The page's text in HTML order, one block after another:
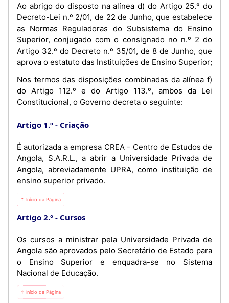
Ao abrigo do disposto na alínea d) do Artigo 25.º do
Decreto-Lei n.º 2/01, de 22 de Junho, que estabelece
as Normas Reguladoras do Subsistema do Ensino
Superior, conjugado com o consignado no n.º 2 do
Artigo 32.º do Decreto n.º 35/01, de 8 de Junho, que
aprova o estatuto das Instituições de Ensino Superior;
Nos termos das disposições combinadas da alínea f)
do Artigo 112.º e do Artigo 113.º, ambos da Lei
Constitucional, o Governo decreta o seguinte:
Artigo 1.º Criação
É autorizada a empresa CREA - Centro de Estudos de
Angola, S.A.R.L., a abrir a Universidade Privada de
Angola, abreviadamente UPRA, como instituição de
ensino superior privado.
⇡ Início da Página
Artigo 2.º Cursos
Os cursos a ministrar pela Universidade Privada de
Angola são aprovados pelo Secretário de Estado para
o Ensino Superior e enquadra-se no Sistema
Nacional de Educação.
⇡ Início da Página